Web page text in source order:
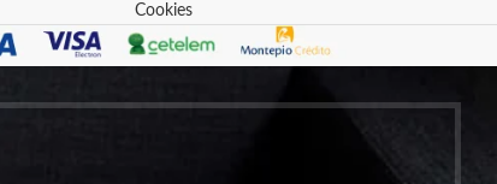
Cookies